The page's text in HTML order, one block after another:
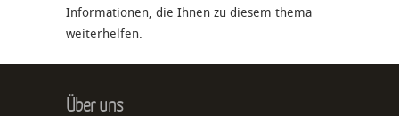
Informationen, die Ihnen zu diesem thema
weiterhelfen.
Über uns